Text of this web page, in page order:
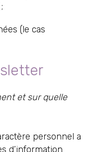
(le cas
et sur quelle
personnel a
d’information